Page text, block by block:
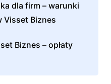
dla firm – warunki
Visset Biznes
Biznes – opłaty